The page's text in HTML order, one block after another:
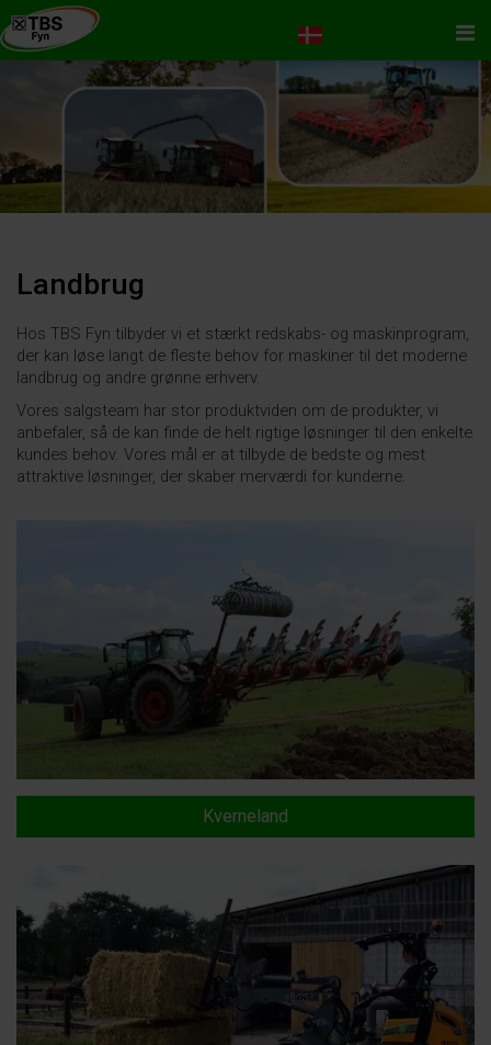
Landbrug
Hos TBS Fyn tilbyder vi et stærkt redskabs- og maskinprogram,
der kan løse langt de fleste behov for maskiner til det moderne
landbrug og andre grønne erhverv.
Vores salgsteam har stor produktviden om de produkter, vi
anbefaler, så de kan finde de helt rigtige løsninger til den enkelte
kundes behov. Vores mål er at tilbyde de bedste og mest
attraktive løsninger, der skaber merværdi for kunderne.
Kverneland